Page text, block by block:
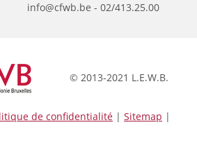
info@cfwb.be - 02/413.25.00
© 2013-2021 L.E.W.B.
de confidentialité | Sitemap |